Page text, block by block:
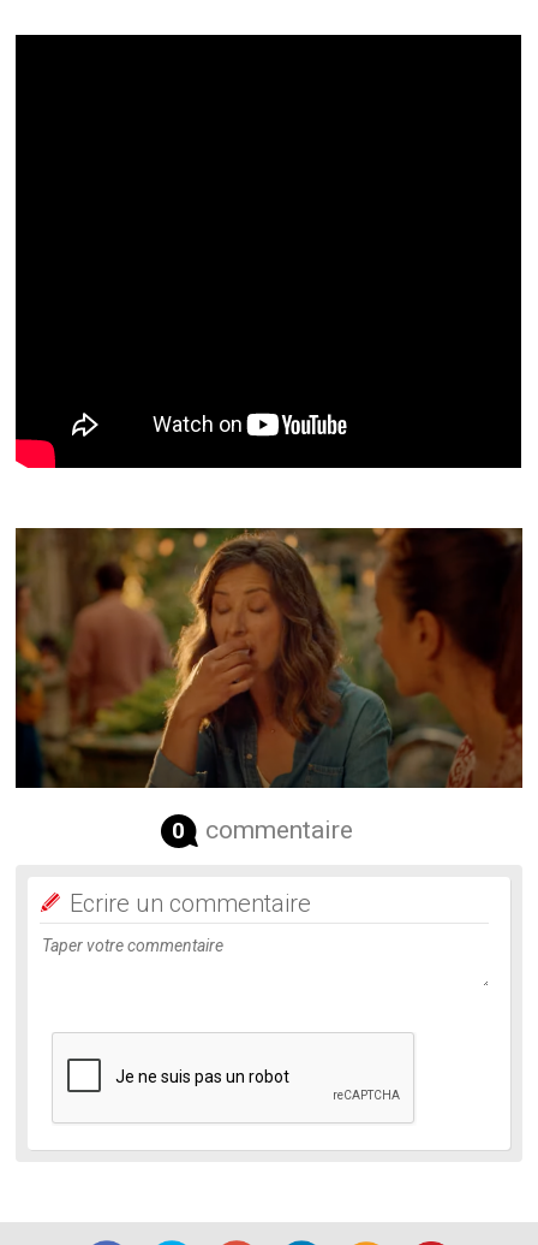
0 commentaire
Ecrire un commentaire